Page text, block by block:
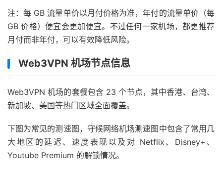
注：每 GB 流量单价以月付价格为准，年付的流量单价（每
GB 价格）便宜会更加便宜。不过任何一家机场，都更推荐
月付而非年付，可以有效降低风险。
Web3VPN 机场节点信息
Web3VPN 机场的套餐包含 23 个节点，其中香港、台湾、
新加坡、美国等热门区域全面覆盖。
下图为常见的测速图，守候网络机场测速图中包含了常用几
大地区的延迟、速度表现以及对 Netflix、Disney+、
Youtube Premium 的解锁情况。